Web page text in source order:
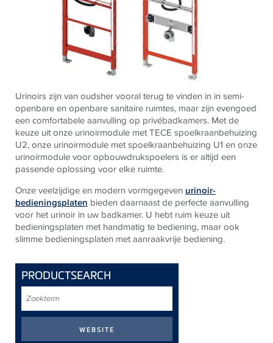
Urinoirs zijn van oudsher vooral terug te vinden in in semi-
openbare en openbare sanitaire ruimtes, maar zijn evengoed
een comfortabele aanvulling op privébadkamers. Met de
keuze uit onze urinoirmodule metTECE spoelkraanbehuizing
U2, onze urinoirmodule met spoelkraanbehuizing U1 en onze
urinoirmodule voor opbouwdrukspoelers is er altijd een
passende oplossing voor elke ruimte.
Onze veelzijdige en modern vormgegeven urinoir-
bedieningsplaten bieden daarnaast de perfecte aanvulling
voor het urinoir in uw badkamer. U hebt ruim keuze uit
bedieningsplaten met handmatig te bediening, maar ook
slimme bedieningsplaten met aanraakvrije bediening.
PRODUCTSEARCH